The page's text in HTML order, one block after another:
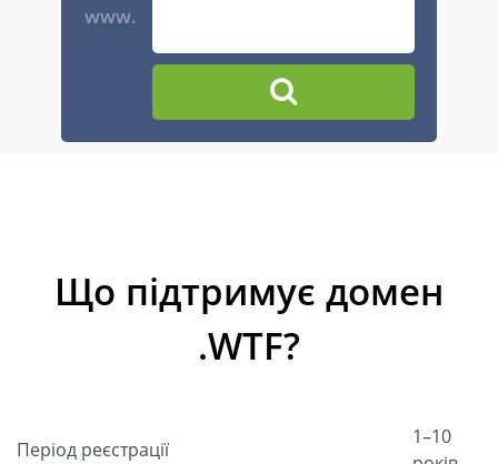
www.
Що підтримує домен
.WTF?
Період реєстрації
1–10